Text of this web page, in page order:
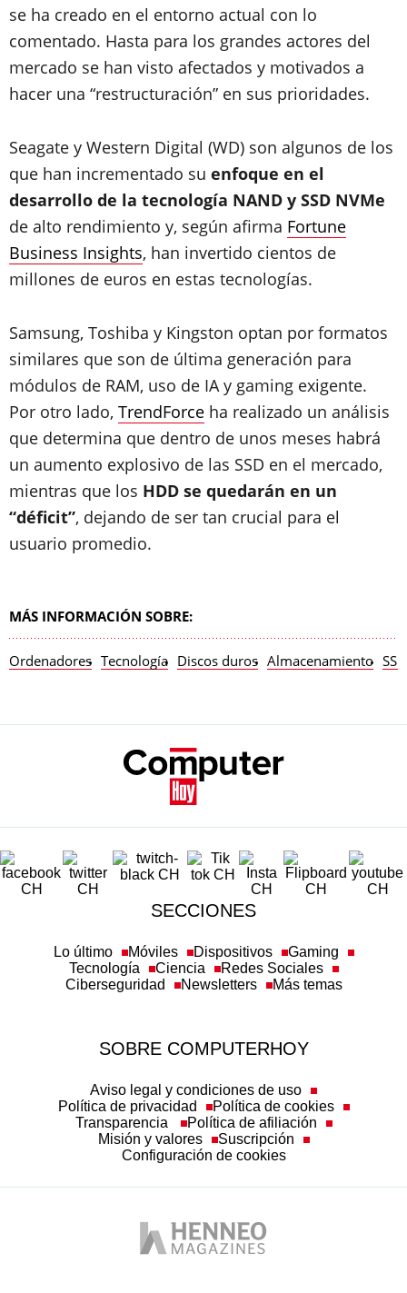
se ha creado en el entorno actual con lo
comentado. Hasta para los grandes actores del
mercado se han visto afectados y motivados a
hacer una “restructuración” en sus prioridades.
Seagate y Western Digital (WD) son algunos de los
que han incrementado su enfoque en el
desarrollo de la tecnología NAND y SSD NVMe
de alto rendimiento y, según afirma Fortune
Business Insights, han invertido cientos de
millones de euros en estas tecnologías.
Samsung, Toshiba y Kingston optan por formatos
similares que son de última generación para
módulos de RAM, uso de IA y gaming exigente.
Por otro lado, TrendForce ha realizado un análisis
que determina que dentro de unos meses habrá
un aumento explosivo de las SSD en el mercado,
mientras que los HDD se quedarán en un
“déficit”, dejando de ser tan crucial para el
usuario promedio.
MÁS INFORMACIÓN SOBRE:
Ordenadores Tecnología Discos duros Almacenamiento SSD
SECCIONES
Lo último Móviles Dispositivos
Gaming
Tecnología
Ciencia
Redes Sociales
Ciberseguridad
Newsletters Más temas
SOBRE COMPUTERHOY
Aviso legal y condiciones de uso
Política de privacidad
Política de cookies
Transparencia
Política de afiliación
Misión y valores
Suscripción
Configuración de cookies